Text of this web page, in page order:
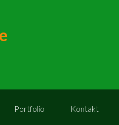
Portfolio Kontakt